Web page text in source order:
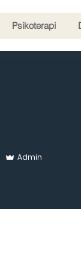
Psikoterapi
Admin